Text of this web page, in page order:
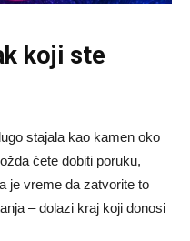
koji ste
stajala kao kamen oko
ćete dobiti poruku,
je vreme da zatvorite to
– dolazi kraj koji donosi